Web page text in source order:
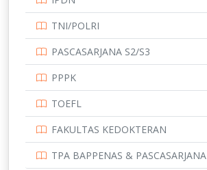
UNIVERSITAS CENDRAWASIH
TNI/POLRI
PASCASARJANA S2/S3
PPPK
TOEFL
FAKULTAS KEDOKTERAN
TPA BAPPENAS & PASCASARJANA